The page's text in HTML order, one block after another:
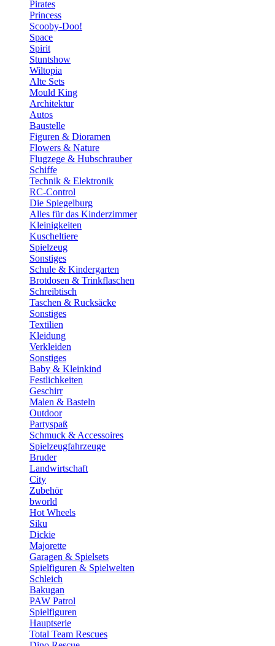
Pirates
Princess
Scooby-Doo!
Space
Spirit
Stuntshow
Wiltopia
Alte Sets
Mould King
Architektur
Autos
Baustelle
Figuren & Dioramen
Flowers & Nature
Flugzege & Hubschrauber
Schiffe
Technik & Elektronik
RC-Control
Die Spiegelburg
Alles für das Kinderzimmer
Kleinigkeiten
Kuscheltiere
Spielzeug
Sonstiges
Schule & Kindergarten
Brotdosen & Trinkflaschen
Schreibtisch
Taschen & Rucksäcke
Sonstiges
Textilien
Kleidung
Verkleiden
Sonstiges
Baby & Kleinkind
Festlichkeiten
Geschirr
Malen & Basteln
Outdoor
Partyspaß
Schmuck & Accessoires
Spielzeugfahrzeuge
Bruder
Landwirtschaft
City
Zubehör
bworld
Hot Wheels
Siku
Dickie
Majorette
Garagen & Spielsets
Spielfiguren & Spielwelten
Schleich
Bakugan
PAW Patrol
Spielfiguren
Hauptserie
Total Team Rescues